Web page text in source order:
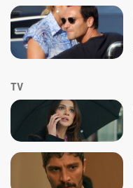
TV